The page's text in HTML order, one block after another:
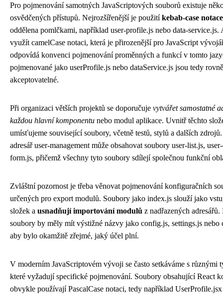
Pro pojmenování samotných JavaScriptových souborů existuje
osvědčených přístupů. Nejrozšířenější je použitíkebab-case notace
oddělena pomlčkami, například user-profile.js nebo data-service.js.
využít camelCase notaci, která je přirozenější pro JavaScript
odpovídá konvenci pojmenování proměnných a funkcí v tomto
pojmenované jako userProfile.js nebo dataService.js jsou tedy
akceptovatelné.
Při organizaci větších projektů se doporučuje vytvářet samostatné
každou hlavní komponentu nebo modul aplikace. Uvnitř těchto
umísťujeme související soubory, včetně testů, stylů a dalších
adresář user-management může obsahovat soubory user-list.js,
form.js, přičemž všechny tyto soubory sdílejí společnou funkční
Zvláštní pozornost je třeba věnovat pojmenování konfiguračních
určených pro export modulů. Soubory jako index.js slouží jako
složek a usnadňují importování modulů z nadřazených
soubory by měly mít výstižné názvy jako config.js, settings.js nebo
aby bylo okamžitě zřejmé, jaký účel plní.
V moderním JavaScriptovém vývoji se často setkáváme s různými
které vyžadují specifické pojmenování. Soubory obsahující React
obvykle používají PascalCase notaci, tedy například